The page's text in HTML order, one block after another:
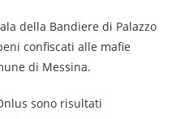
della Bandiere di Palazzo
confiscati alle mafie
di Messina.
sono risultati